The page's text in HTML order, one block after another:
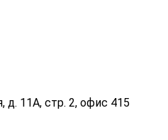
д. 11А, стр. 2, офис 415